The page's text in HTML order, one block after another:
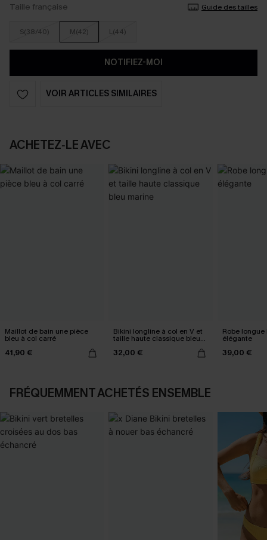
Taille française Guide des tailles
S(38/40) M(42) L(44)
NOTIFIEZ-MOI
VOIR ARTICLES SIMILAIRES
ACHETEZ‑LE AVEC
Maillot de bain une pièce
bleu à col carré
41,90 €
Bikini longline à col en V et
taille haute classique bleu
32,00 €
Robe
élégante
39,00 €
FRÉQUEMMENT ACHETÉS ENSEMBLE